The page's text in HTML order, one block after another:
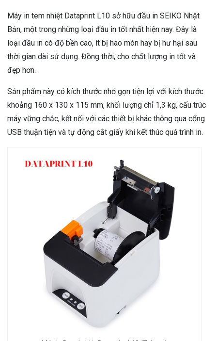
Máy in tem nhiệt Dataprint L10 sở hữu đầu in SEIKO Nhật
Bản, một trong những loại đầu in tốt nhất hiện nay. Đây là
loại đầu in có độ bền cao, ít bị hao mòn hay bị hư hại sau
thời gian dài sử dụng. Đồng thời, cho chất lượng in tốt và
đẹp hơn.
Sản phẩm này có kích thước nhỏ gọn tiện lợi với kích thước
khoảng 160 x 130 x 115 mm, khối lượng chỉ 1,3 kg, cấu trúc
máy vững chắc, kết nối với các thiết bị khác thông qua cổng
USB thuận tiện và tự động cắt giấy khi kết thúc quá trình in.